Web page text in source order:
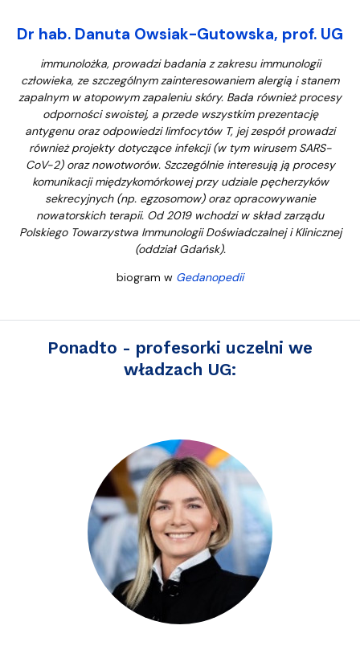
Dr hab. Danuta Owsiak-Gutowska, prof. UG
immunolożka, prowadzi badania z zakresu immunologii
człowieka, ze szczególnym zainteresowaniem alergią i stanem
zapalnym w atopowym zapaleniu skóry. Bada również procesy
odporności swoistej, a przede wszystkim prezentację
antygenu oraz odpowiedzi limfocytów T, jej zespół prowadzi
również projekty dotyczące infekcji (w tym wirusem SARS-
CoV-2) oraz nowotworów. Szczególnie interesują ją procesy
komunikacji międzykomórkowej przy udziale pęcherzyków
sekrecyjnych (np. egzosomow) oraz opracowywanie
nowatorskich terapii. Od 2019 wchodzi w skład zarządu
Polskiego Towarzystwa Immunologii Doświadczalnej i Klinicznej
(oddział Gdańsk).
biogram w Gedanopedii
Ponadto - profesorki uczelni we
władzach UG: